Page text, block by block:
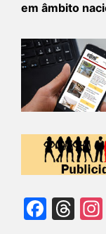
em âmbito